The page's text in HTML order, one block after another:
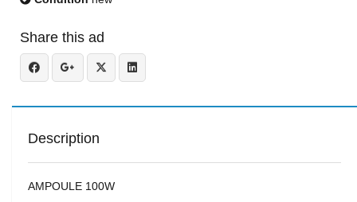
Share this ad
Description
AMPOULE 100W